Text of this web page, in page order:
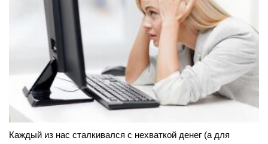
Каждый из нас сталкивался с нехваткой денег (а для